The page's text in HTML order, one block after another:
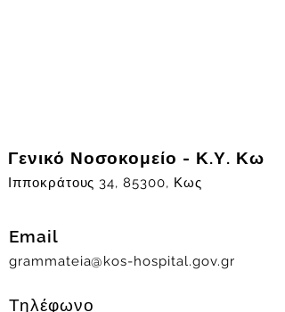
Γενικό Νοσοκομείο - Κ.Υ. Κω
Ιπποκράτους 34, 85300, Κως
Email
grammateia@kos-hospital.gov.gr
Τηλέφωνο